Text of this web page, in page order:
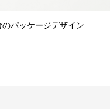
パッケージデザイン